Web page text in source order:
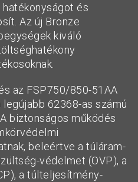
és
Az új Bronze
kiváló
az FSP750/850-51AA
62368-as számú
biztonságos működés
beleértve a túláram-
védelmet (OVP), a
a túlteljesítmény-